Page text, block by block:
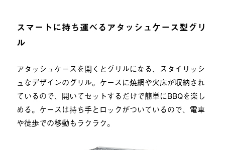
スマートに持ち運べるアタッシュケース型グリ
ル
アタッシュケースを開くとグリルになる、スタイリッシ
ュなデザインのグリル。ケースに焼網や火床が収納され
ているので、開いてセットするだけで簡単にBBQを楽し
める。ケースは持ち手とロックがついているので、電車
や徒歩での移動もラクラク。